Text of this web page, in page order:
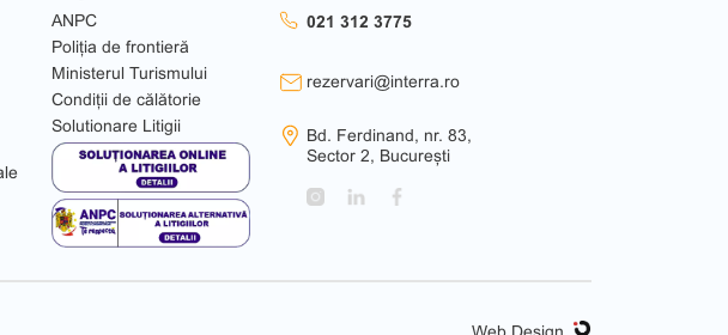
ANPC
Poliția de frontieră
Ministerul Turismului
Condiții de călătorie
Solutionare Litigii
021 312 3775
rezervari@interra.ro
Bd. Ferdinand, nr. 83,
Sector 2, București